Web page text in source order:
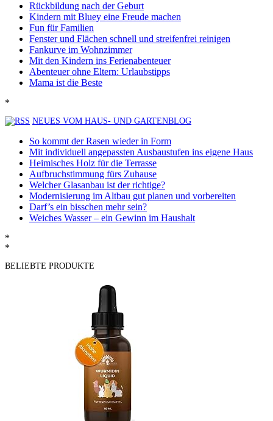
Rückbildung nach der Geburt
Kindern mit Bluey eine Freude machen
Fun für Familien
Fenster und Flächen schnell und streifenfrei reinigen
Fankurve im Wohnzimmer
Mit den Kindern ins Ferienabenteuer
Abenteuer ohne Eltern: Urlaubstipps
Mama ist die Beste
*
NEUES VOM HAUS- UND GARTENBLOG
So kommt der Rasen wieder in Form
Mit individuell angepassten Ausbaustufen ins eigene Haus
Heimisches Holz für die Terrasse
Aufbruchstimmung fürs Zuhause
Welcher Glasanbau ist der richtige?
Modernisierung im Altbau gut planen und vorbereiten
Darf’s ein bisschen mehr sein?
Weiches Wasser – ein Gewinn im Haushalt
*
*
BELIEBTE PRODUKTE